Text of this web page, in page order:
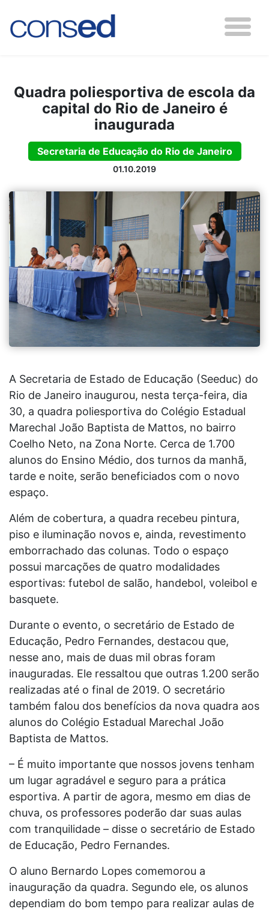
Quadra poliesportiva de escola da
capital do Rio de Janeiro é
inaugurada
Secretaria de Educação do Rio de Janeiro
01.10.2019
A Secretaria de Estado de Educação (Seeduc) do
Rio de Janeiro inaugurou, nesta terça-feira, dia
30, a quadra poliesportiva do Colégio Estadual
Marechal João Baptista de Mattos, no bairro
Coelho Neto, na Zona Norte. Cerca de 1.700
alunos do Ensino Médio, dos turnos da manhã,
tarde e noite, serão beneficiados com o novo
espaço.
Além de cobertura, a quadra recebeu pintura,
piso e iluminação novos e, ainda, revestimento
emborrachado das colunas. Todo o espaço
possui marcações de quatro modalidades
esportivas: futebol de salão, handebol, voleibol e
basquete.
Durante o evento, o secretário de Estado de
Educação, Pedro Fernandes, destacou que,
nesse ano, mais de duas mil obras foram
inauguradas. Ele ressaltou que outras 1.200 serão
realizadas até o final de 2019. O secretário
também falou dos benefícios da nova quadra aos
alunos do Colégio Estadual Marechal João
Baptista de Mattos.
– É muito importante que nossos jovens tenham
um lugar agradável e seguro para a prática
esportiva. A partir de agora, mesmo em dias de
chuva, os professores poderão dar suas aulas
com tranquilidade – disse o secretário de Estado
de Educação, Pedro Fernandes.
O aluno Bernardo Lopes comemorou a
inauguração da quadra. Segundo ele, os alunos
dependiam do bom tempo para realizar aulas de